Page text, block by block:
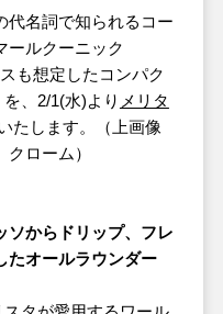
代名詞で知られるコー
ールクーニック
も想定したコンパク
、2/1(水)より メリタ
たします。（上画像
ローム）
ソからドリップ、フレ
たオールラウンダー